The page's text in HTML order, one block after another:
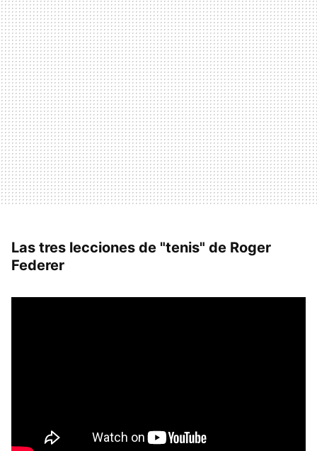
Las tres lecciones de "tenis" de Roger
Federer